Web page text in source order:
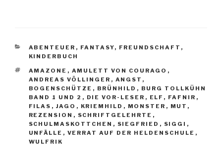
KATEGORIEN
ABENTEUER , FANTASY, FREUNDSCHAFT ,
KINDERBUCH
SCHLAGWÖRTER
AMAZONE , AMULETT VON COURAGO ,
ANDREAS VÖLLINGER , ANGST ,
BOGENSCHÜTZE , BRÜNHILD , BURG TOLLKÜHN
BAND 1 UND 2 , DIE VOR-LESER , ELF , FAFNIR ,
FILAS , JAGO , KRIEMHILD , MONSTER , MUT ,
REZENSION , SCHRIFTGELEHRTE ,
SCHULMASKOTTCHEN , SIEGFRIED , SIGGI ,
UNFÄLLE , VERRAT AUF DER HELDENSCHULE ,
WULFRIK